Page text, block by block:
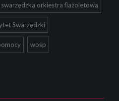
swarzędzka orkiestra flażoletowa
Swarzędzki
wośp